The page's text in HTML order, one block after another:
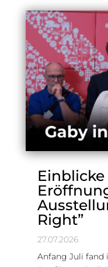
Right”
27.07.2026
Anfang Juli fand